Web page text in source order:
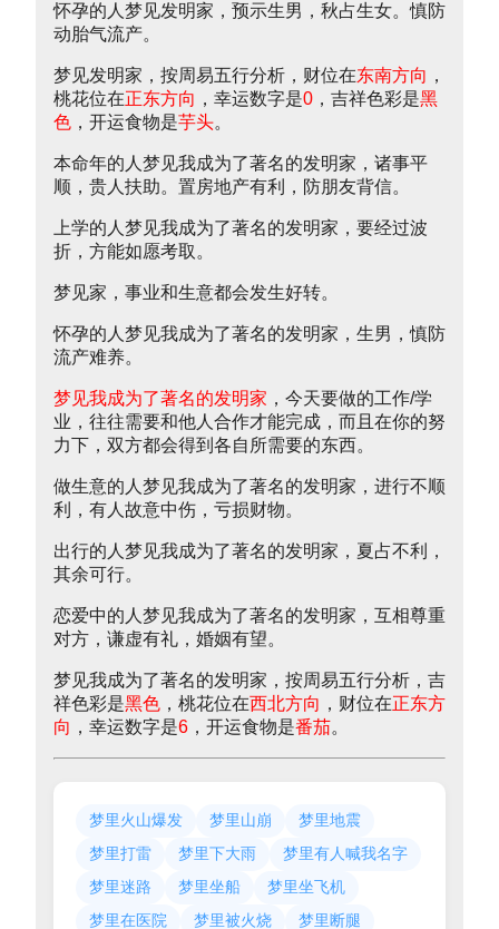
怀孕的人梦见发明家，预示生男，秋占生女。慎防
动胎气流产。
梦见发明家，按周易五行分析，财位在东南方向 ，
桃花位在正东方向 ，幸运数字是0 ，吉祥色彩是黑
色 ，开运食物是芋头。
本命年的人梦见我成为了著名的发明家，诸事平
顺，贵人扶助。置房地产有利，防朋友背信。
上学的人梦见我成为了著名的发明家，要经过波
折，方能如愿考取。
梦见家，事业和生意都会发生好转。
怀孕的人梦见我成为了著名的发明家，生男，慎防
流产难养。
梦见我成为了著名的发明家 ，今天要做的工作/学
业，往往需要和他人合作才能完成，而且在你的努
力下，双方都会得到各自所需要的东西。
做生意的人梦见我成为了著名的发明家，进行不顺
利，有人故意中伤，亏损财物。
出行的人梦见我成为了著名的发明家，夏占不利，
其余可行。
恋爱中的人梦见我成为了著名的发明家，互相尊重
对方，谦虚有礼，婚姻有望。
梦见我成为了著名的发明家，按周易五行分析，吉
祥色彩是黑色 ，桃花位在西北方向 ，财位在正东方
向 ，幸运数字是6 ，开运食物是番茄。
梦里火山爆发 梦里山崩
梦里地震
梦里打雷
梦里下大雨
梦里有人喊我名字
梦里迷路
梦里坐船
梦里坐飞机
梦里在医院
梦里被火烧 梦里断腿